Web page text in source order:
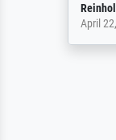
Reinhold,
April 22,